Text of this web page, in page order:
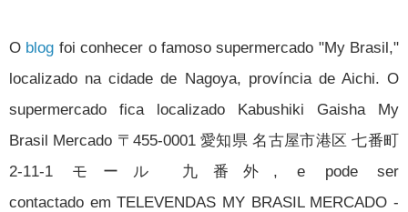
O blog foi conhecer o famoso supermercado "My Brasil,"
localizado na cidade de Nagoya, província de Aichi. O
supermercado fica localizado Kabushiki Gaisha My
Brasil Mercado 〒455-0001 愛知県 名古屋市港区 七番町
2-11-1 モール 九番外, e pode ser
contactado em TELEVENDAS MY BRASIL MERCADO -